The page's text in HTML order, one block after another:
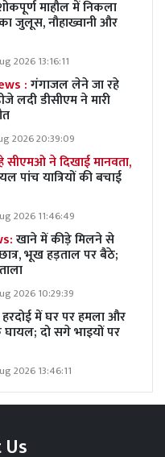
माहौल में निकला
जुलूस, नौहाख्वानी और
2026 13:16:11
:गंगाजल लेने जा रहे
लदी डीसीएम ने मारी
2026 20:39:09
सीएमओ ने दिखाई मानवता,
पांच यात्रियों की बचाई
2026 11:46:49
खाने में कीड़े मिलने से
भूख हड़ताल पर बैठे;
2026 10:29:39
में घर पर हमला और
दो सगे भाइयों पर
2026 13:46:11